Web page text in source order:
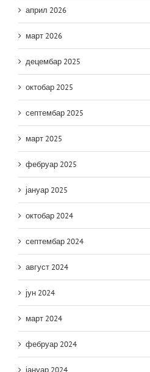
април 2026
март 2026
децембар 2025
октобар 2025
септембар 2025
март 2025
фебруар 2025
јануар 2025
октобар 2024
септембар 2024
август 2024
јун 2024
март 2024
фебруар 2024
јануар 2024